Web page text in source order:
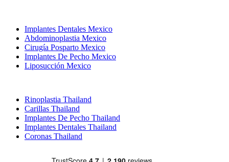
Implantes Dentales Mexico
Abdominoplastia Mexico
Cirugía Posparto Mexico
Implantes De Pecho Mexico
Liposucción Mexico
Rinoplastia Thailand
Carillas Thailand
Implantes De Pecho Thailand
Implantes Dentales Thailand
Coronas Thailand